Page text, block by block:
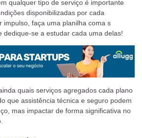
qualquer tipo de serviço é importante
disponibilizadas por cada
impulso, faça uma planilha coma s
dedique-se a estudar cada uma delas!
quais serviços agregados cada plano
que assistência técnica e seguro podem
mas impactar de forma significativa no